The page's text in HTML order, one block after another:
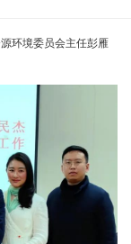
环境委员会主任彭雁